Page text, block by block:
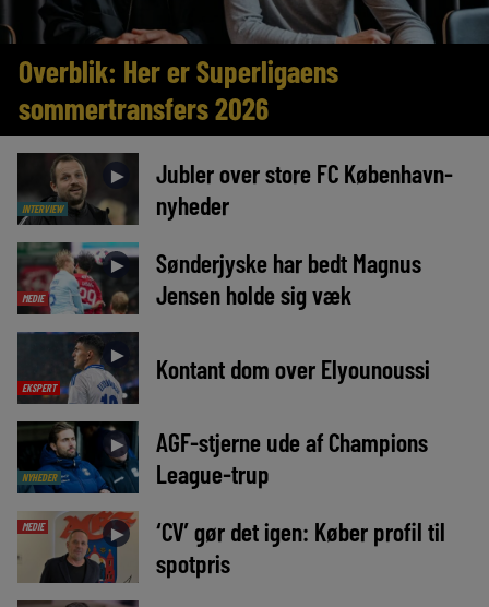
Overblik: Her er Superligaens
sommertransfers 2026
INTERVIEW
►
Jubler over store FC København-
nyheder
MEDIE
►
Sønderjyske har bedt Magnus
Jensen holde sig væk
EKSPERT
► Kontant dom over Elyounoussi
NYHEDER
►
AGF-stjerne ude af Champions
League-trup
MEDIE ►
‘CV’ gør det igen: Køber profil til
spotpris